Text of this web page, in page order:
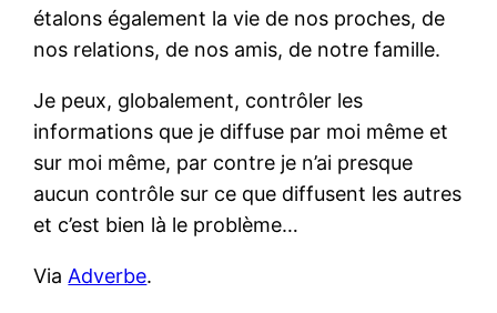
étalons également la vie de nos proches, de
nos relations, de nos amis, de notre famille.
Je peux, globalement, contrôler les
informations que je diffuse par moi même et
sur moi même, par contre je n’ai presque
aucun contrôle sur ce que diffusent les autres
et c’est bien là le problème…
Via Adverbe.